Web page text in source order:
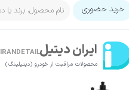
ایران‌ دیتیل
محصولات مراقبت از خودرو (دیتیلینگ)​​​​​​​
IRANDETAIL
حساب کاربری من
تغییر گذر واژه
سفارشات
خرید حضوری